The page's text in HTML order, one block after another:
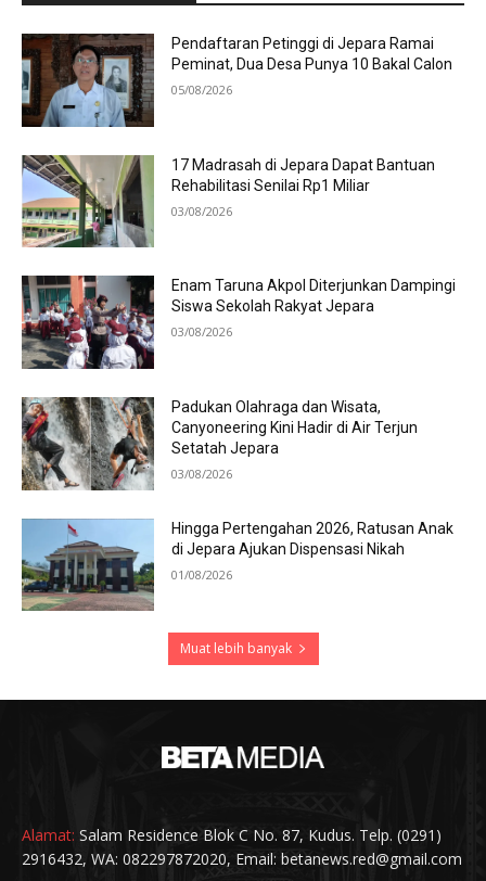
Pendaftaran Petinggi di Jepara Ramai
Peminat, Dua Desa Punya 10 Bakal Calon
05/08/2026
17 Madrasah di Jepara Dapat Bantuan
Rehabilitasi Senilai Rp1 Miliar
03/08/2026
Enam Taruna Akpol Diterjunkan Dampingi
Siswa Sekolah Rakyat Jepara
03/08/2026
Padukan Olahraga dan Wisata,
Canyoneering Kini Hadir di Air Terjun
Setatah Jepara
03/08/2026
Hingga Pertengahan 2026, Ratusan Anak
di Jepara Ajukan Dispensasi Nikah
01/08/2026
Muat lebih banyak
Alamat: Salam Residence Blok C No. 87, Kudus. Telp. (0291)
2916432, WA: 082297872020, Email: betanews.red@gmail.com